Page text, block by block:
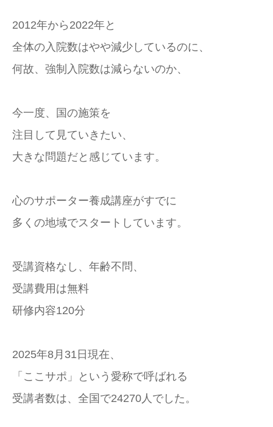
2012年から2022年と
全体の入院数はやや減少しているのに、
何故、強制入院数は減らないのか、
今一度、国の施策を
注目して見ていきたい、
大きな問題だと感じています。
心のサポーター養成講座がすでに
多くの地域でスタートしています。
受講資格なし、年齢不問、
受講費用は無料
研修内容120分
2025年8月31日現在、
「ここサポ」という愛称で呼ばれる
受講者数は、全国で24270人でした。